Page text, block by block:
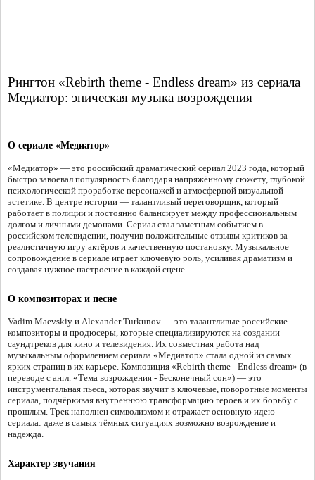
Рингтон «Rebirth theme - Endless dream» из сериала
Медиатор: эпическая музыка возрождения
О сериале «Медиатор»
«Медиатор» — это российский драматический сериал 2023 года, который
быстро завоевал популярность благодаря напряжённому сюжету, глубокой
психологической проработке персонажей и атмосферной визуальной
эстетике. В центре истории — талантливый переговорщик, который
работает в полиции и постоянно балансирует между профессиональным
долгом и личными демонами. Сериал стал заметным событием в
российском телевидении, получив положительные отзывы критиков за
реалистичную игру актёров и качественную постановку. Музыкальное
сопровождение в сериале играет ключевую роль, усиливая драматизм и
создавая нужное настроение в каждой сцене.
О композиторах и песне
Vadim Maevskiy и Alexander Turkunov — это талантливые российские
композиторы и продюсеры, которые специализируются на создании
саундтреков для кино и телевидения. Их совместная работа над
музыкальным оформлением сериала «Медиатор» стала одной из самых
ярких страниц в их карьере. Композиция «Rebirth theme - Endless dream» (в
переводе с англ. «Тема возрождения - Бесконечный сон») — это
инструментальная пьеса, которая звучит в ключевые, поворотные моменты
сериала, подчёркивая внутреннюю трансформацию героев и их борьбу с
прошлым. Трек наполнен символизмом и отражает основную идею
сериала: даже в самых тёмных ситуациях возможно возрождение и
надежда.
Характер звучания